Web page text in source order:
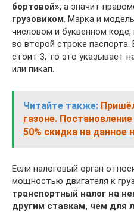
бортовой», а значит
грузовиком . Марка и
числовом и буквенном
во второй строке
стоит 3, то это указывает
или пикап.
Читайте также:
газоне.
50% скидка на данное
Если налоговый орган
мощностью двигателя к
транспортный налог на
другим ставкам, чем для